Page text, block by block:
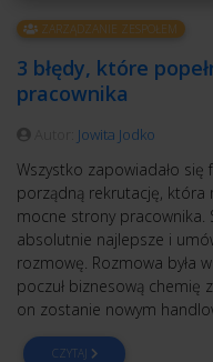
ZARZĄDZANIE ZESPOŁEM
3 błędy, które
pracownika
Jowita Jodko
Wszystko zapowiadało się
porządną rekrutację, która
mocne strony pracownika.
absolutnie najlepsze i
rozmowę. Rozmowa była
poczuł biznesową chemię
on zostanie nowym
CZYTAJ